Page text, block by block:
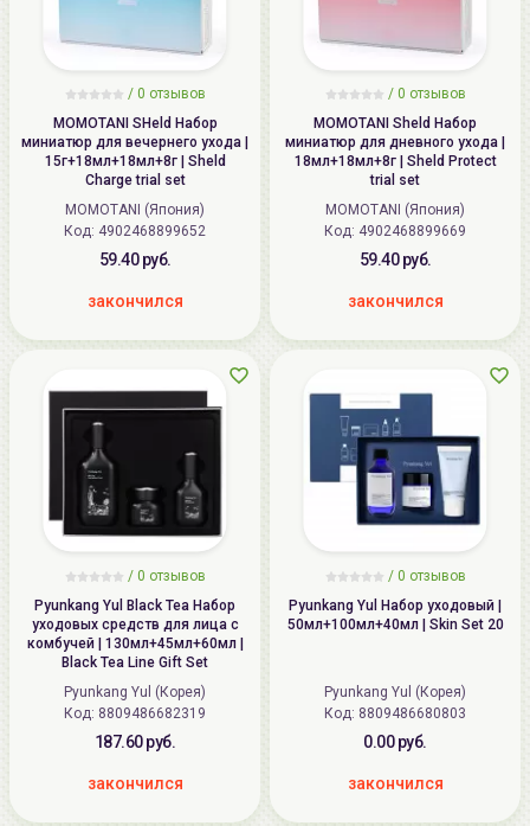
/ 0 отзывов
MOMOTANI SHeld Набор
миниатюр для вечернего ухода |
15г+18мл+18мл+8г | Sheld
Charge trial set
MOMOTANI (Япония)
Код: 4902468899652
59.40 руб.
закончился
/ 0 отзывов
MOMOTANI Sheld Набор
миниатюр для дневного ухода |
18мл+18мл+8г | Sheld Protect
trial set
MOMOTANI (Япония)
Код: 4902468899669
59.40 руб.
закончился
/ 0 отзывов
Pyunkang Yul Black Tea Набор
уходовых средств для лица с
комбучей | 130мл+45мл+60мл |
Black Tea Line Gift Set
Pyunkang Yul (Корея)
Код: 8809486682319
187.60 руб.
закончился
/ 0 отзывов
Pyunkang Yul Набор уходовый |
50мл+100мл+40мл | Skin Set 20
Pyunkang Yul (Корея)
Код: 8809486680803
0.00 руб.
закончился